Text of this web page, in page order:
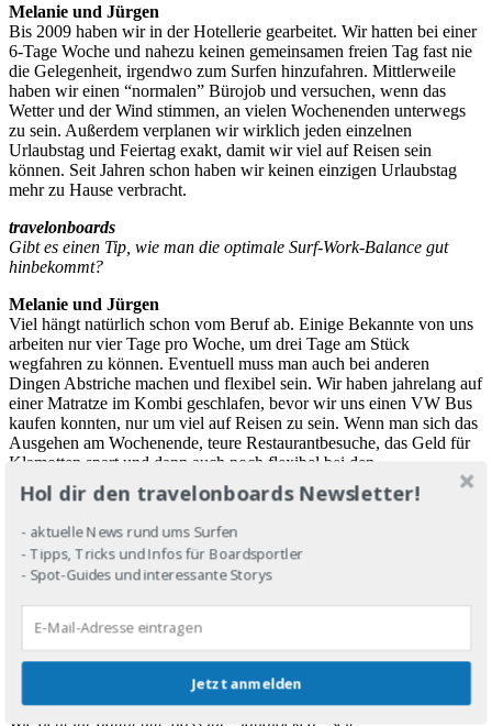
Melanie und Jürgen
Bis 2009 haben wir in der Hotellerie gearbeitet. Wir hatten bei einer
6-Tage Woche und nahezu keinen gemeinsamen freien Tag fast nie
die Gelegenheit, irgendwo zum Surfen hinzufahren. Mittlerweile
haben wir einen “normalen” Bürojob und versuchen, wenn das
Wetter und der Wind stimmen, an vielen Wochenenden unterwegs
zu sein. Außerdem verplanen wir wirklich jeden einzelnen
Urlaubstag und Feiertag exakt, damit wir viel auf Reisen sein
können. Seit Jahren schon haben wir keinen einzigen Urlaubstag
mehr zu Hause verbracht.
travelonboards
Gibt es einen Tip, wie man die optimale Surf-Work-Balance gut
hinbekommt?
Melanie und Jürgen
Viel hängt natürlich schon vom Beruf ab. Einige Bekannte von uns
arbeiten nur vier Tage pro Woche, um drei Tage am Stück
wegfahren zu können. Eventuell muss man auch bei anderen
Dingen Abstriche machen und flexibel sein. Wir haben jahrelang auf
einer Matratze im Kombi geschlafen, bevor wir uns einen VW Bus
kaufen konnten, nur um viel auf Reisen zu sein. Wenn man sich das
Ausgehen am Wochenende, teure Restaurantbesuche, das Geld für
Klamotten spart und dann auch noch flexibel bei den
Übernachtungsmöglichkeiten ist, kann man schon fast jedes
Wochenende von Frühling bis Herbst aufs Wasser kommen. Wenn
der Partner oder die Partnerin dann noch ähnliche Hobbies hat und
das Ganze mitmacht, hat man quasi schon den Jackpot geknackt.
Der Bulli sorgt für gute Surf-Work-
Balance
travelonboards
Wie geht ihr damit um, dass ihr „landlocked“ seit?
Hol dir den travelonboards Newsletter!
- aktuelle News rund ums Surfen
- Tipps, Tricks und Infos für Boardsportler
- Spot-Guides und interessante Storys
Jetzt anmelden